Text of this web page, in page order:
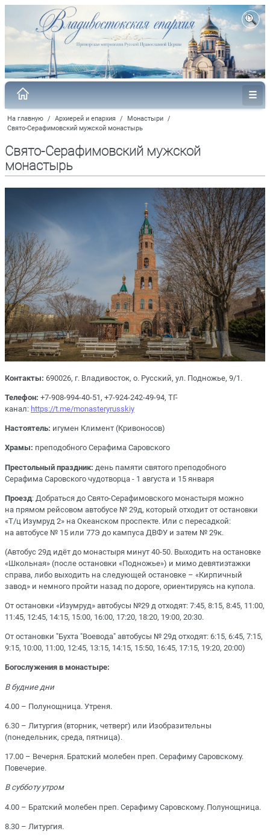
На главную / Архиерей и епархия / Монастыри /
Свято-Серафимовский мужской монастырь
Свято-Серафимовский мужской
монастырь
Контакты: 690026, г. Владивосток, о. Русский, ул. Подножье, 9/1.
Телефон: +7-908-994-40-51, +7-924-242-49-94, ТГ-
канал: https://t.me/monasteryrusskiy
Настоятель: игумен Климент (Кривоносов)
Храмы: преподобного Серафима Саровского
Престольный праздник: день памяти святого преподобного
Серафима Саровского чудотворца - 1 августа и 15 января
Проезд: Добраться до Свято-Серафимовского монастыря можно
на прямом рейсовом автобусе № 29д, который отходит от остановки
«Т/ц Изумруд 2» на Океанском проспекте. Или с пересадкой:
на автобусе № 15 или 77Э до кампуса ДВФУ и затем № 29к.
(Автобус 29д идёт до монастыря минут 40-50. Выходить на остановке
«Школьная» (после остановки «Подножье») и мимо девятиэтажки
справа, либо выходить на следующей остановке – «Кирпичный
завод» и немного пройти назад по дороге, ориентируясь на купола.
От остановки «Изумруд» автобусы №29 д отходят: 7:45, 8:15, 8:45, 11:00,
11:45, 12:45, 14:15, 15:00, 16:00, 17:20, 18:20, 19:00, 20:30.
От остановки "Бухта "Воевода" автобусы № 29д отходят: 6:15, 6:45, 7:15,
9:15, 10:00, 11:00, 12:45, 13:15, 14:15, 15:50, 16:45, 17:15, 19:20, 20:00)
Богослужения в монастыре:
В будние дни
4.00 – Полунощница. Утреня.
6.30 – Литургия (вторник, четверг) или Изобразительны
(понедельник, среда, пятница).
17.00 – Вечерня. Братский молебен преп. Серафиму Саровскому.
Повечерие.
В субботу утром
4.00 – Братский молебен преп. Серафиму Саровскому. Полунощница.
8.30 – Литургия.